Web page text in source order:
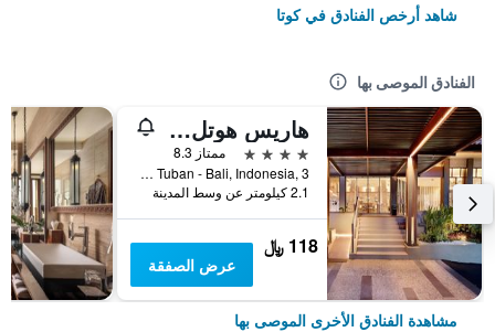
شاهد أرخص الفنادق في كوتا
الفنادق الموصى بها
هاريس هوتل كوتا توبان بالي
4 نجوم
ممتاز 8.3
Jl.Dewi Sartika Tuban - Bali, Indonesia, 3, كوتا, إندونيسيا
2.1 كيلومتر عن وسط المدينة
118 ﷼
عرض الصفقة
مشاهدة الفنادق الأخرى الموصى بها